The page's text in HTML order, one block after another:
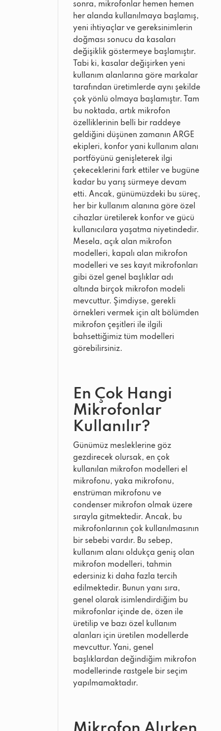
sonra, mikrofonlar hemen hemen
her alanda kullanılmaya başlamış,
yeni ihtiyaçlar ve gereksinimlerin
doğması sonucu da kasaları
değişiklik göstermeye başlamıştır.
Tabi ki, kasalar değişirken yeni
kullanım alanlarına göre markalar
tarafından üretimlerde aynı şekilde
çok yönlü olmaya başlamıştır. Tam
bu noktada, artık mikrofon
özelliklerinin belli bir raddeye
geldiğini düşünen zamanın ARGE
ekipleri, konfor yani kullanım alanı
portföyünü genişleterek ilgi
çekeceklerini fark ettiler ve bugüne
kadar bu yarış sürmeye devam
etti. Ancak, günümüzdeki bu süreç,
her bir kullanım alanına göre özel
cihazlar üretilerek konfor ve gücü
kullanıcılara yaşatma niyetindedir.
Mesela, açık alan mikrofon
modelleri, kapalı alan mikrofon
modelleri ve ses kayıt mikrofonları
gibi özel genel başlıklar adı
altında birçok mikrofon modeli
mevcuttur. Şimdiyse, gerekli
örnekleri vermek için alt bölümden
mikrofon çeşitleri ile ilgili
bahsettiğimiz tüm modelleri
görebilirsiniz.
En Çok Hangi
Mikrofonlar
Kullanılır?
Günümüz mesleklerine göz
gezdirecek olursak, en çok
kullanılan mikrofon modelleri el
mikrofonu, yaka mikrofonu,
enstrüman mikrofonu ve
condenser mikrofon olmak üzere
sırayla gitmektedir. Ancak, bu
mikrofonlarının çok kullanılmasının
bir sebebi vardır. Bu sebep,
kullanım alanı oldukça geniş olan
mikrofon modelleri, tahmin
edersiniz ki daha fazla tercih
edilmektedir. Bunun yanı sıra,
genel olarak isimlendirdiğim bu
mikrofonlar içinde de, özen ile
üretilip ve bazı özel kullanım
alanları için üretilen modellerde
mevcuttur. Yani, genel
başlıklardan değindiğim mikrofon
modellerinde rastgele bir seçim
yapılmamaktadır.